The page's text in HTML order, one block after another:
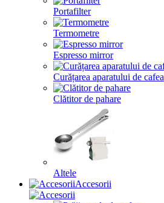
Portafilter
Termometre
Espresso mirror
Curățarea aparatului de cafea
Clătitor de pahare
Altele
Accesorii